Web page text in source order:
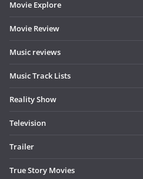
Movie Explore
Movie Review
Music reviews
Music Track Lists
Reality Show
Television
Trailer
True Story Movies